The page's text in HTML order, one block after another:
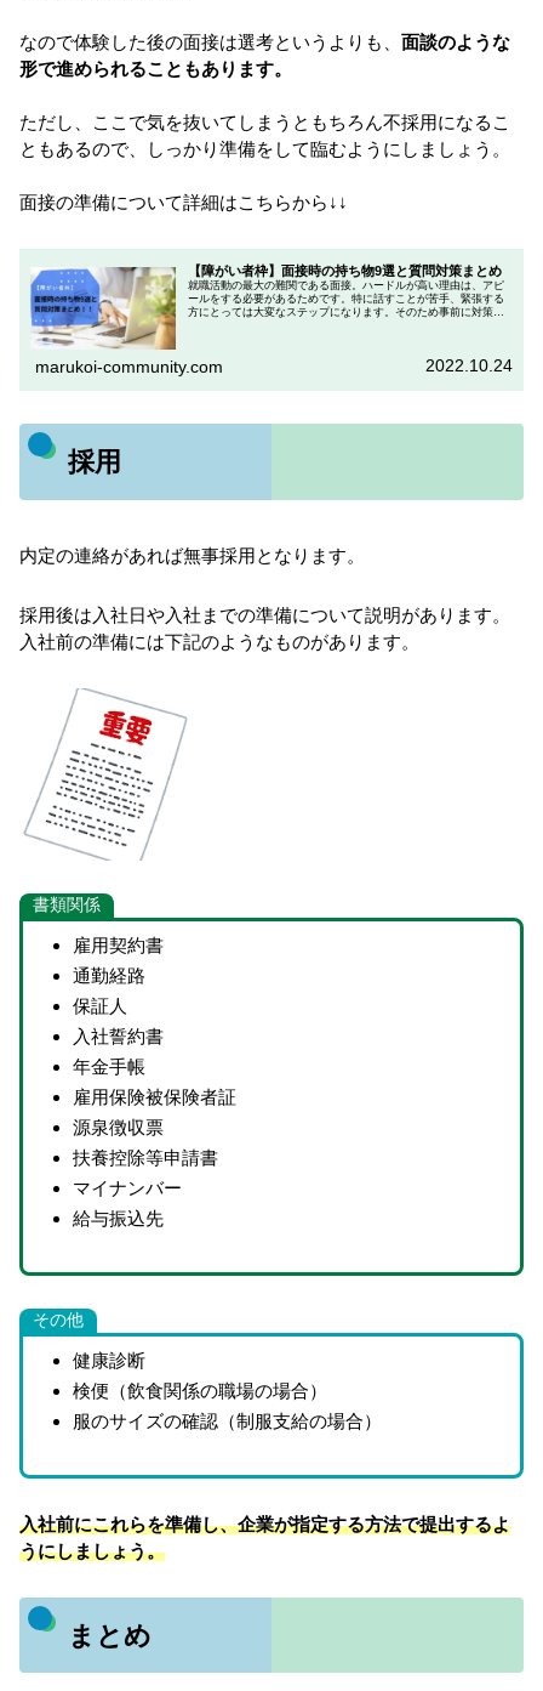
なので体験した後の面接は選考というよりも、 面談のような
形で進められることもあります。
ただし、ここで気を抜いてしまうともちろん不採用になるこ
ともあるので、しっかり準備をして臨むようにしましょう。
面接の準備について詳細はこちらから↓↓
【障がい者枠】面接時の持ち物9選と質問対策まとめ
就職活動の最大の難関である面接。ハードルが高い理由は、アピ
ールをする必要があるためです。特に話すことが苦手、緊張する
方にとっては大変なステップになります。そのため事前に対策を
marukoi-community.com 2022.10.24
採用
内定の連絡があれば無事採用となります。
採用後は入社日や入社までの準備について説明があります。
入社前の準備には下記のようなものがあります。
書類関係
雇用契約書
通勤経路
保証人
入社誓約書
年金手帳
雇用保険被保険者証
源泉徴収票
扶養控除等申請書
マイナンバー
給与振込先
その他
健康診断
検便（飲食関係の職場の場合）
服のサイズの確認（制服支給の場合）
入社前にこれらを準備し、企業が指定する方法で提出するよ
うにしましょう。
まとめ